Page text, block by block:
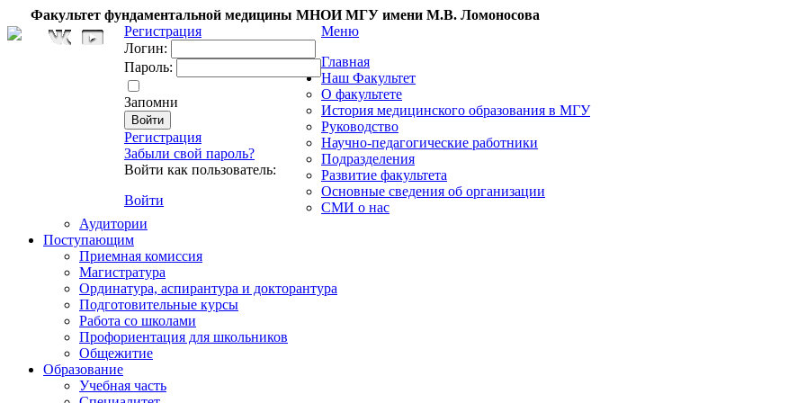
Факультет фундаментальной медицины МНОИ МГУ имени М.В. Ломоносова
Регистрация
Логин:
Пароль:
Запомни
Регистрация
Забыли свой пароль?
Войти как пользователь:
Войти
Меню
Главная
Наш Факультет
О факультете
История медицинского образования в МГУ
Руководство
Научно-педагогические работники
Подразделения
Развитие факультета
Основные сведения об организации
СМИ о нас
Аудитории
Поступающим
Приемная комиссия
Магистратура
Ординатура, аспирантура и докторантура
Подготовительные курсы
Работа со школами
Профориентация для школьников
Общежитие
Образование
Учебная часть